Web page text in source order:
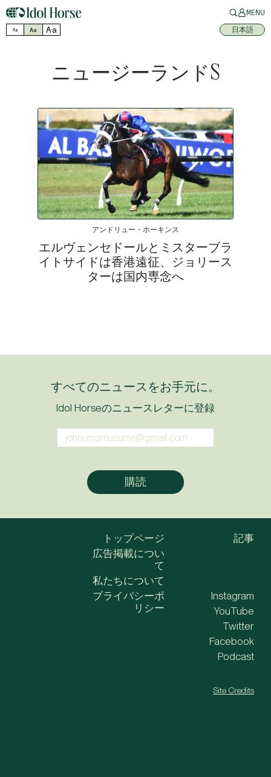
MENU
Aa Aa Aa 日本語
ニュージーランドS
アンドリュー・ホーキンス
エルヴェンセドールとミスターブラ
イトサイドは香港遠征、ジョリース
ターは国内専念へ
すべてのニュースをお手元に。
Idol Horseのニュースレターに登録
トップページ
広告掲載につい
て
私たちについて
記事
プライバシーポ
リシー
Instagram
YouTube
Twitter
Facebook
Podcast
Site Credits